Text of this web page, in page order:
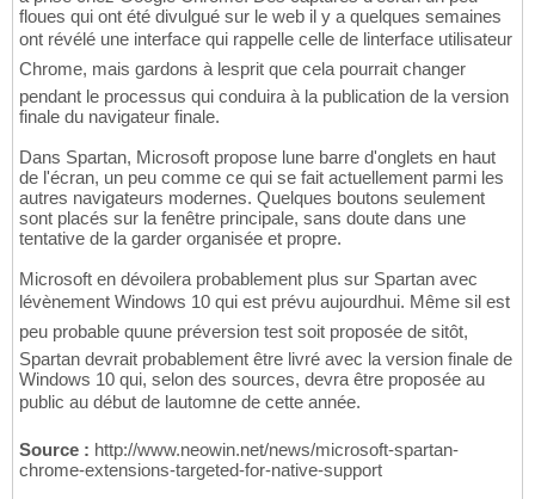
floues qui ont été divulgué sur le web il y a quelques semaines
ont révélé une interface qui rappelle celle de linterface utilisateur
Chrome, mais gardons à lesprit que cela pourrait changer
pendant le processus qui conduira à la publication de la version
finale du navigateur finale.
Dans Spartan, Microsoft propose lune barre d'onglets en haut
de l'écran, un peu comme ce qui se fait actuellement parmi les
autres navigateurs modernes. Quelques boutons seulement
sont placés sur la fenêtre principale, sans doute dans une
tentative de la garder organisée et propre.
Microsoft en dévoilera probablement plus sur Spartan avec
lévènement Windows 10 qui est prévu aujourdhui. Même sil est
peu probable quune préversion test soit proposée de sitôt,
Spartan devrait probablement être livré avec la version finale de
Windows 10 qui, selon des sources, devra être proposée au
public au début de lautomne de cette année.
Source : http://www.neowin.net/news/microsoft-spartan-
chrome-extensions-targeted-for-native-support